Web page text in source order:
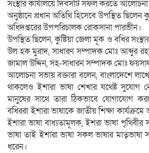
সংস্থার কার্যালয়ে দিবসটি সফল করতে
অনুষ্ঠানে প্রধান অতিথি হিসেবে উপস্থিত ছিলেন
অধিদপ্তরের উপপরিচালক রোকসানা পারভীন।
উপস্থিত ছিলেন, কুষ্টিয়া জেলা মূক ও বধির
উল হক মুরাদ, সাধারণ সম্পাদক মোঃ আব্দুর
জামাল উদ্দিন, সহ-সাধারন সম্পাদক মোঃ
আলোচনা সভায় বক্তারা বলেন, বাংলাদেশে
থাকলেও ইশারা ভাষা শেখার যথেষ্ট সুযোগ
মানুষের সাথে তারা ঠিকভাবে যোগাযোগ
বধিররা ইশারা ভাষাকে জাতীয় শিক্ষা কার্যক্রমে
ইশারা ভাষা বাধ্যতামূলক, ইশরা ভাষা পৃথিবীর
ভাষা তাই ইশারা ভাষা সকল ভাষার
ধরেন।